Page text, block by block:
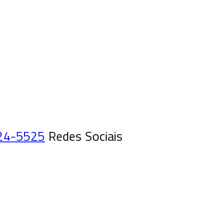
5525 Redes Sociais